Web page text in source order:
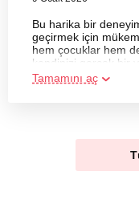
Bu harika bir
geçirmek için
hem çocuklar hem
kendinizi gerçek bir
Tamamını aç